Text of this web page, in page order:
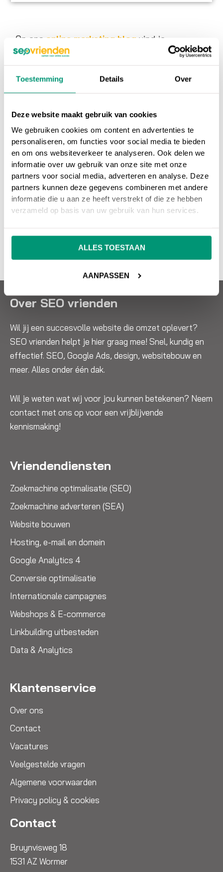
Toestemming Details Over
Deze website maakt gebruik van cookies
We gebruiken cookies om content en advertenties te
personaliseren, om functies voor social media te bieden
en om ons websiteverkeer te analyseren. Ook delen we
informatie over uw gebruik van onze site met onze
partners voor social media, adverteren en analyse. Deze
partners kunnen deze gegevens combineren met andere
informatie die u aan ze heeft verstrekt of die ze hebben
verzameld op basis van uw gebruik van hun services.
ALLES TOESTAAN
AANPASSEN
Op ons online marketing blog vind je
interessante artikelen over online marketing, of
woordenboek
Heb je nog vragen over Supplemental index
Wil je meer weten over online marketing om je
website beter vindbaar te maken?Wij
adviseren en helpen je graag bij SEO
zoekmachine optimalisatie en SEA
zoekmachine adverteren.
Over SEO vrienden
Wil jij een succesvolle website die omzet oplevert?
SEO vrienden helpt je hier graag mee! Snel, kundig en
effectief. SEO, Google Ads, design, websitebouw en
meer. Alles onder één dak.
Wil je weten wat wij voor jou kunnen betekenen? Neem
contact met ons op voor een vrijblijvende
kennismaking!
Vriendendiensten
Zoekmachine optimalisatie (SEO)
Zoekmachine adverteren (SEA)
Website bouwen
Hosting, e-mail en domein
Google Analytics 4
Conversie optimalisatie
Internationale campagnes
Webshops & E-commerce
Linkbuilding uitbesteden
Data & Analytics
Klantenservice
Over ons
Contact
Vacatures
Veelgestelde vragen
Algemene voorwaarden
Privacy policy & cookies
Contact
Bruynvisweg 18
1531 AZ Wormer